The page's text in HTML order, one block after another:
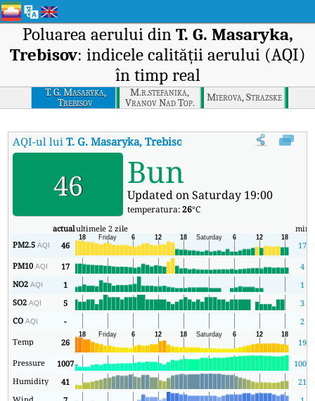
Poluarea aerului din T. G. Masaryka,
Trebisov: indicele calității aerului (AQI)
în timp real
T. G. Masaryka,
Trebisov
M.r.stefanika,
Vranov Nad Top.
Mierova, Strazske
AQI-ul luiT. G. Masaryka, Trebisov Indicele calității aerului
46 Bun
Updated on Saturday 19:00
temperatura:26°C
actualultimele 2 zile min
PM2.5AQI 46
17
PM10AQI 17
4
NO2AQI 1
1
SO2AQI 5
3
COAQI -
2
Temp
26
19
Pressure
1007 1000
Humidity
41
21